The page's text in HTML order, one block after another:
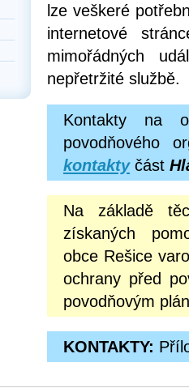
lze veškeré
internetové
mimořádných
nepřetržité službě.
Kontakty na
povodňového
kontaktyčást
Na základě
získaných
obce Rešice
ochrany před
povodňovým
KONTAKTY: